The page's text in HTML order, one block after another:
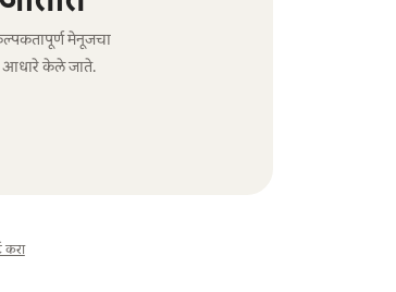
मेनूजचा
आधारे केले जाते.
करा